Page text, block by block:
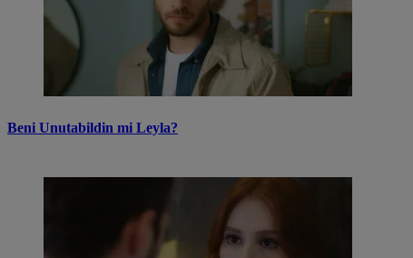
Beni Unutabildin mi Leyla?